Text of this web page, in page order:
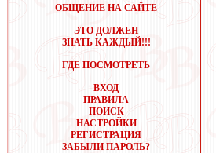
ОБЩЕНИЕ НА САЙТЕ
ЭТО ДОЛЖЕН
ЗНАТЬ КАЖДЫЙ!!!
ГДЕ ПОСМОТРЕТЬ
ВХОД
ПРАВИЛА
ПОИСК
НАСТРОЙКИ
РЕГИСТРАЦИЯ
ЗАБЫЛИ ПАРОЛЬ?